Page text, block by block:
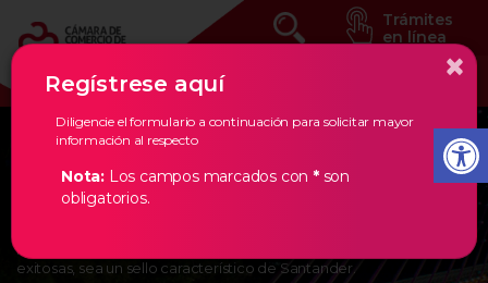
Trámites
en línea
Eventos Estratégicos
En la Cámara de Comercio de Bucaramanga, creemos en los
herramientas necesarias para que la creación de empresas
exitosas, sea un sello característico de Santander.
×
Regístrese aquí
Diligencie el formulario a continuación para solicitar mayor
información al respecto
Nota: Los campos marcados con *son
obligatorios.